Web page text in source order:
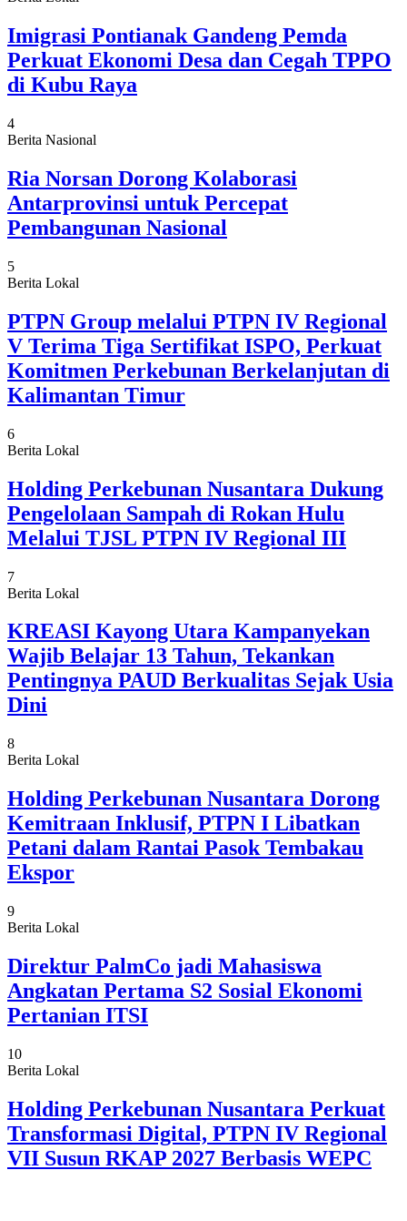
Imigrasi Pontianak Gandeng Pemda
Perkuat Ekonomi Desa dan Cegah TPPO
di Kubu Raya
4
Berita Nasional
Ria Norsan Dorong Kolaborasi
Antarprovinsi untuk Percepat
Pembangunan Nasional
5
Berita Lokal
PTPN Group melalui PTPN IV Regional
V Terima Tiga Sertifikat ISPO, Perkuat
Komitmen Perkebunan Berkelanjutan di
Kalimantan Timur
6
Berita Lokal
Holding Perkebunan Nusantara Dukung
Pengelolaan Sampah di Rokan Hulu
Melalui TJSL PTPN IV Regional III
7
Berita Lokal
KREASI Kayong Utara Kampanyekan
Wajib Belajar 13 Tahun, Tekankan
Pentingnya PAUD Berkualitas Sejak Usia
Dini
8
Berita Lokal
Holding Perkebunan Nusantara Dorong
Kemitraan Inklusif, PTPN I Libatkan
Petani dalam Rantai Pasok Tembakau
Ekspor
9
Berita Lokal
Direktur PalmCo jadi Mahasiswa
Angkatan Pertama S2 Sosial Ekonomi
Pertanian ITSI
10
Berita Lokal
Holding Perkebunan Nusantara Perkuat
Transformasi Digital, PTPN IV Regional
VII Susun RKAP 2027 Berbasis WEPC